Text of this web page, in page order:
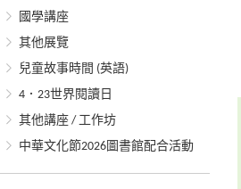
國學講座
其他展覽
兒童故事時間 (英語)
4．23世界閱讀日
其他講座 / 工作坊
中華文化節2026圖書館配合活動